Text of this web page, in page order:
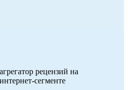
рецензий на
сегменте